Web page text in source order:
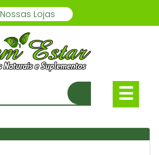
Nossas Lojas
☰